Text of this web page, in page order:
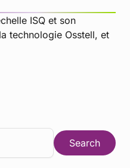
ISQ et son
technologie Osstell, et
Search